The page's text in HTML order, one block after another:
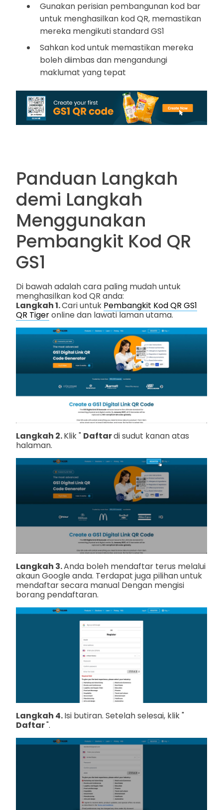
Gunakan perisian pembangunan kod bar
untuk menghasilkan kod QR, memastikan
mereka mengikuti standard GS1
Sahkan kod untuk memastikan mereka
boleh diimbas dan mengandungi
maklumat yang tepat
Panduan Langkah
demi Langkah
Menggunakan
Pembangkit Kod QR
GS1
Di bawah adalah cara paling mudah untuk
menghasilkan kod QR anda:
Langkah 1.Cari untuk Pembangkit Kod QR GS1
QR Tigeronline dan lawati laman utama.
Langkah 2.Klik " Daftardi sudut kanan atas
halaman.
Langkah 3.Anda boleh mendaftar terus melalui
akaun Google anda. Terdapat juga pilihan untuk
mendaftar secara manual Dengan mengisi
borang pendaftaran.
Langkah 4.Isi butiran. Setelah selesai, klik "
Daftar".